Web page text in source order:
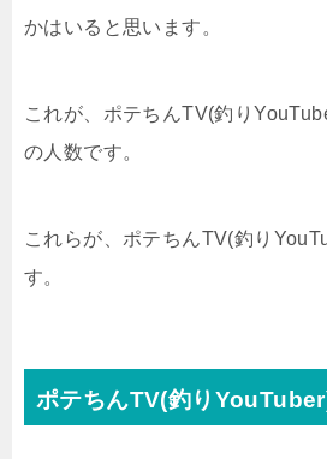
かはいると思います。
これが、ポテちんTV(釣り
の人数です。
これらが、ポテちんTV(釣り
す。
ポテちんTV(釣り